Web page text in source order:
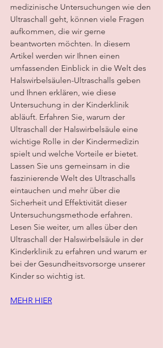
medizinische Untersuchungen wie den
Ultraschall geht, können viele Fragen
aufkommen, die wir gerne
beantworten möchten. In diesem
Artikel werden wir Ihnen einen
umfassenden Einblick in die Welt des
Halswirbelsäulen-Ultraschalls geben
und Ihnen erklären, wie diese
Untersuchung in der Kinderklinik
abläuft. Erfahren Sie, warum der
Ultraschall der Halswirbelsäule eine
wichtige Rolle in der Kindermedizin
spielt und welche Vorteile er bietet.
Lassen Sie uns gemeinsam in die
faszinierende Welt des Ultraschalls
eintauchen und mehr über die
Sicherheit und Effektivität dieser
Untersuchungsmethode erfahren.
Lesen Sie weiter, um alles über den
Ultraschall der Halswirbelsäule in der
Kinderklinik zu erfahren und warum er
bei der Gesundheitsvorsorge unserer
Kinder so wichtig ist.
MEHR HIER